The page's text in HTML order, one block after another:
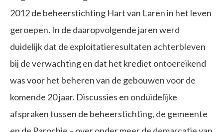
2012 de beheerstichting Hart van Laren in het leven
geroepen. In de daaropvolgende jaren werd
duidelijk dat de exploitatieresultaten achterbleven
bij de verwachting en dat het krediet ontoereikend
was voor het beheren van de gebouwen voor de
komende 20 jaar. Discussies en onduidelijke
afspraken tussen de beheerstichting, de gemeente